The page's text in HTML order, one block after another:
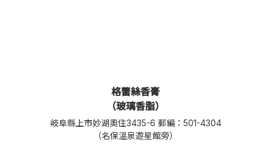
格蕾絲香膏
（玻璃香脂）
岐阜縣上市妙湖奧住3435-6 郵編：501-4304
（名保溫泉遊星館旁）